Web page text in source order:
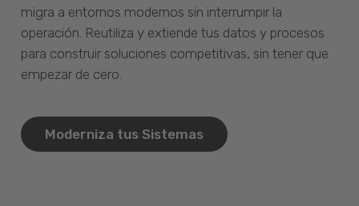
migra a entornos modernos sin interrumpir la
operación. Reutiliza y extiende tus datos y procesos
para construir soluciones competitivas, sin tener que
empezar de cero.
Moderniza tus Sistemas